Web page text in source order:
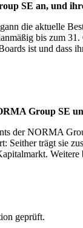
SE an, und
die aktuelle
bis zum
ist und
Group SE
der NORMA
trägt sie
geprüft.